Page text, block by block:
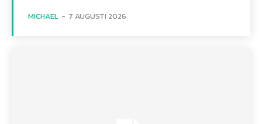
MICHAEL - 7 AUGUSTI 2026